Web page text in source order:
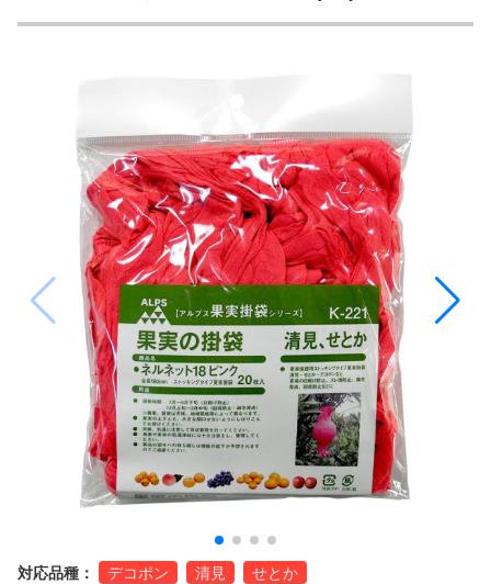
対応品種： デコポン 清見
せとか